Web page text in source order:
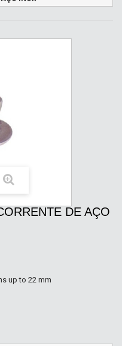
DE AÇO
up to 22 mm